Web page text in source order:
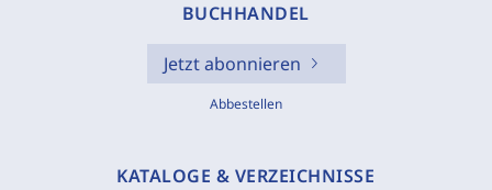
BUCHHANDEL
Jetzt abonnieren
Abbestellen
KATALOGE & VERZEICHNISSE